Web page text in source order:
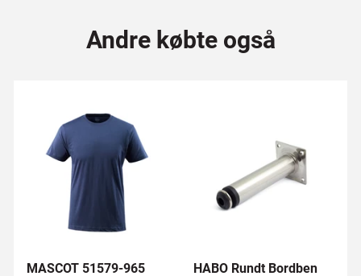
Andre købte også
MASCOT 51579-965
HABO Rundt Bordben